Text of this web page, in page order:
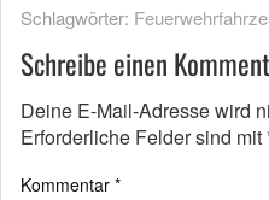
Schlagwörter:
Schreibe einen
Deine E-Mail-Adresse wird
Erforderliche Felder sind mit
Kommentar *